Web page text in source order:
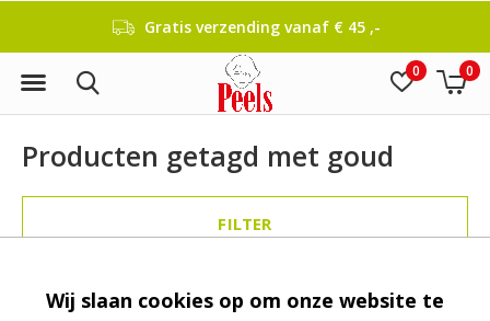
0 0
Gratis verzending vanaf € 45 ,-
Producten getagd met goud
FILTER
Wij slaan cookies op om onze website te